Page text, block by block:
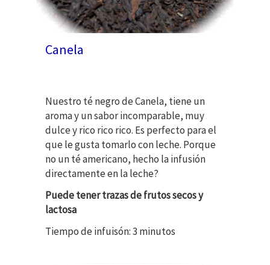
Canela
Nuestro té negro de Canela, tiene un
aroma y un sabor incomparable, muy
dulce y rico rico rico. Es perfecto para el
que le gusta tomarlo con leche. Porque
no un té americano, hecho la infusión
directamente en la leche?
Puede tener trazas de frutos secos y
lactosa
Tiempo de infuisón: 3 minutos